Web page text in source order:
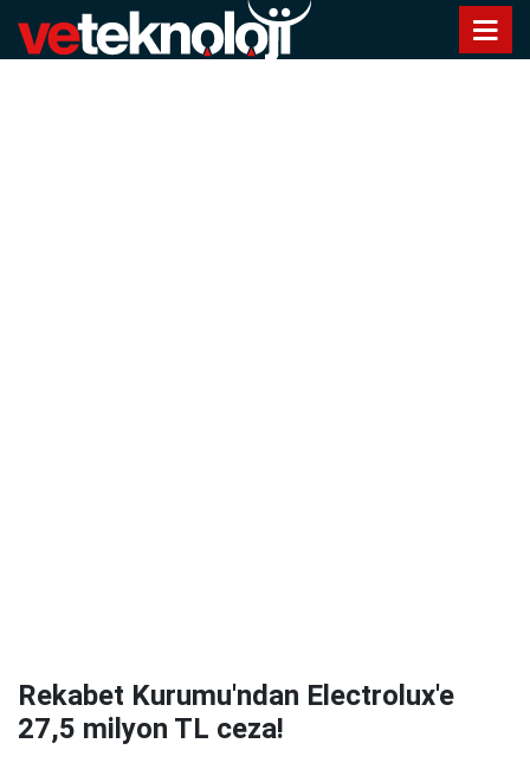
Rekabet Kurumu'ndan Electrolux'e
27,5 milyon TL ceza!